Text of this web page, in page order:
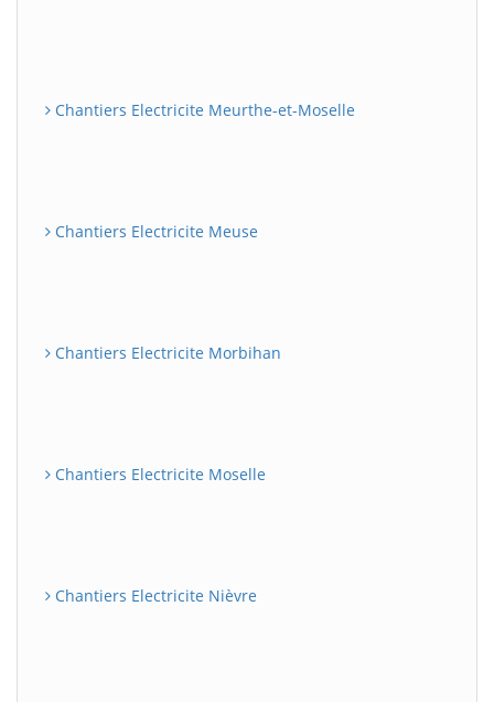
Chantiers Electricite Meurthe-et-Moselle
Chantiers Electricite Meuse
Chantiers Electricite Morbihan
Chantiers Electricite Moselle
Chantiers Electricite Nièvre